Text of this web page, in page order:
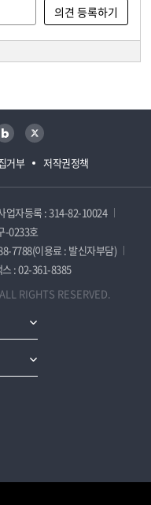
거부 저작권정책
블로그 트위터
업자등록 : 314-82-10024
-0233호
7788(이용료 : 발신자부담)
스 : 02-361-8385
RIGHTS RESERVED.